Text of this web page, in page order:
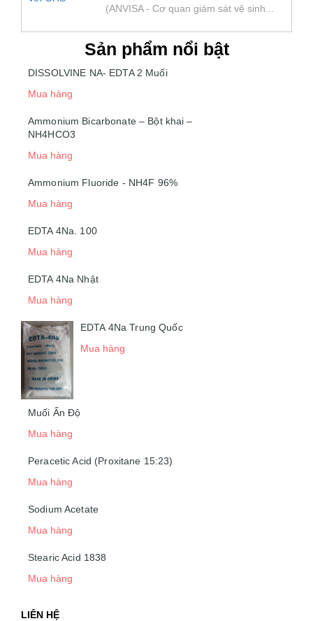
(ANVISA - Cơ quan giám sát vệ sinh...
Sản phẩm nổi bật
DISSOLVINE NA- EDTA 2 Muối
Mua hàng
Ammonium Bicarbonate – Bột khai –
NH4HCO3
Mua hàng
Ammonium Fluoride - NH4F 96%
Mua hàng
EDTA 4Na. 100
Mua hàng
EDTA 4Na Nhật
Mua hàng
EDTA 4Na Trung Quốc
Mua hàng
Muối Ấn Độ
Mua hàng
Peracetic Acid (Proxitane 15:23)
Mua hàng
Sodium Acetate
Mua hàng
Stearic Acid 1838
Mua hàng
LIÊN HỆ